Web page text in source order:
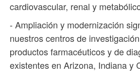
cardiovascular, renal y
- Ampliación y modernización
nuestros centros de
productos farmacéuticos y de
existentes en Arizona, Indiana y